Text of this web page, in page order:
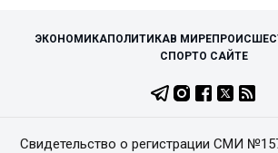
ЭКОНОМИКАПОЛИТИКАВ МИРЕ
СПОРТО САЙТЕ
Свидетельство о регистрации СМИ